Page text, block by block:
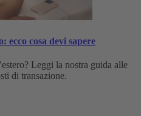
ecco cosa devi sapere
Leggi la nostra guida alle
di transazione.